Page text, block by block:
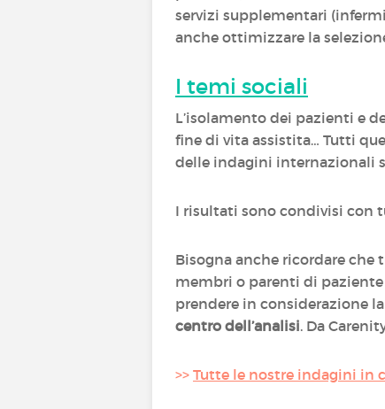
servizi supplementari
anche ottimizzare la
I temi sociali
L’isolamento dei pazienti e
fine di vita assistita… Tutti
delle indagini internazionali
I risultati sono condivisi con
Bisogna anche ricordare
membri o parenti di
prendere in considerazione
centro dell’analisi. Da
>> Tutte le nostre indagini in